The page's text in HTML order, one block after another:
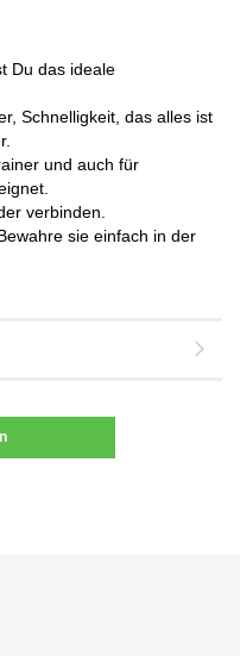
Du das ideale
Schnelligkeit, das alles ist
und auch für
verbinden.
sie einfach in der